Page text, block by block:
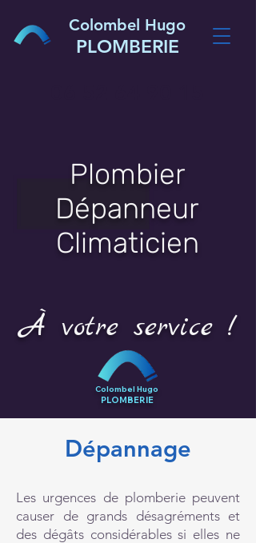
Colombel Hugo
PLOMBERIE
Plombier
Dépanneur
Climaticien
À votre service !
Colombel Hugo
PLOMBERIE
Dépannage
Les urgences de plomberie peuvent
causer de grands désagréments et
des dégâts considérables si elles ne